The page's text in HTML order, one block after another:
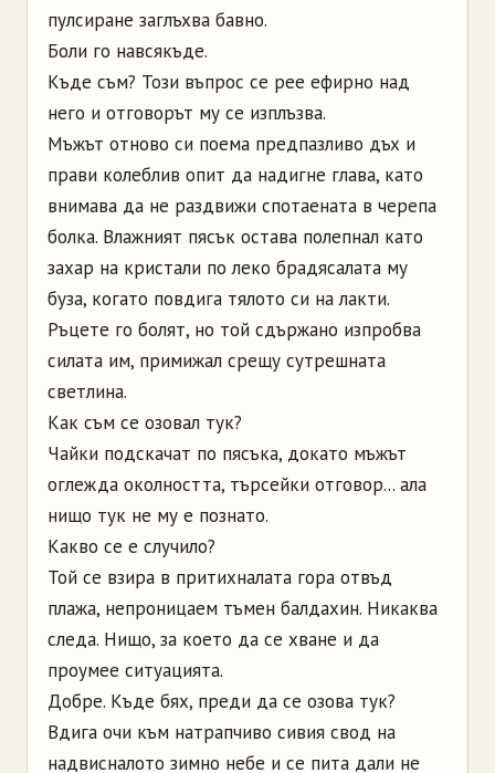
пулсиране заглъхва бавно.
Боли го навсякъде.
Къде съм? Този въпрос се рее ефирно над
него и отговорът му се изплъзва.
Мъжът отново си поема предпазливо дъх и
прави колеблив опит да надигне глава, като
внимава да не раздвижи спотаената в черепа
болка. Влажният пясък остава полепнал като
захар на кристали по леко брадясалата му
буза, когато повдига тялото си на лакти.
Ръцете го болят, но той сдържано изпробва
силата им, примижал срещу сутрешната
светлина.
Как съм се озовал тук?
Чайки подскачат по пясъка, докато мъжът
оглежда околността, търсейки отговор... ала
нищо тук не му е познато.
Какво се е случило?
Той се взира в притихналата гора отвъд
плажа, непроницаем тъмен балдахин. Никаква
следа. Нищо, за което да се хване и да
проумее ситуацията.
Добре. Къде бях, преди да се озова тук?
Вдига очи към натрапчиво сивия свод на
надвисналото зимно небе и се пита дали не